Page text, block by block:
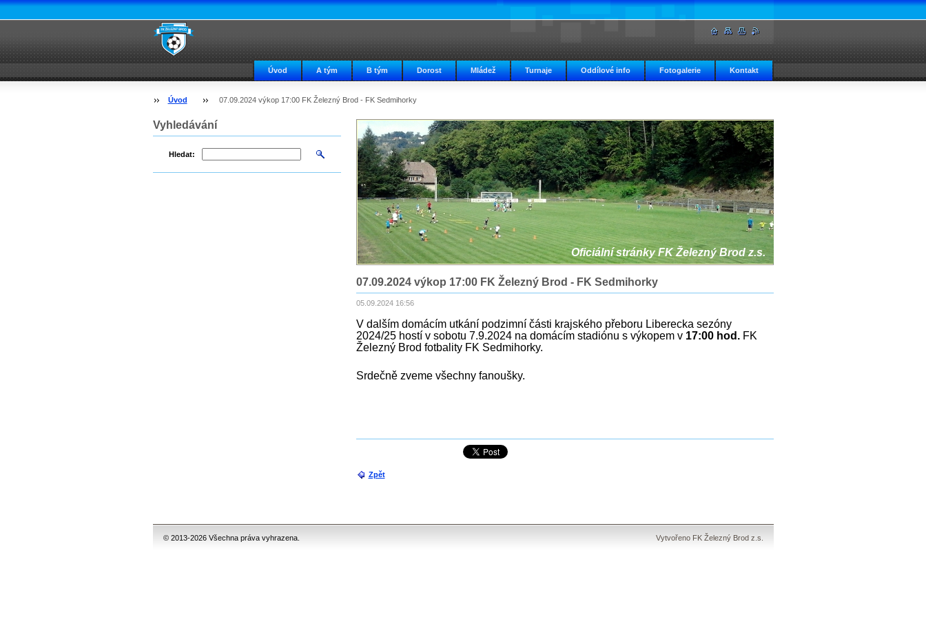
Úvod A tým B tým Dorost Mládež Turnaje Oddílové info Fotogalerie Kontakt
Úvod 07.09.2024 výkop 17:00 FK Železný Brod - FK Sedmihorky
Oficiální stránky FK Železný Brod z.s.
07.09.2024 výkop 17:00 FK Železný Brod - FK Sedmihorky
05.09.2024 16:56
V dalším domácím utkání podzimní části krajského přeboru Liberecka sezóny
2024/25 hostí v sobotu 7.9.2024 na domácím stadiónu s výkopem v 17:00 hod.FK
Železný Brod fotbality FK Sedmihorky.
Srdečně zveme všechny fanoušky.
Zpět
Vyhledávání
Hledat:
© 2013-2026 Všechna práva vyhrazena. Vytvořeno FK Železný Brod z.s.